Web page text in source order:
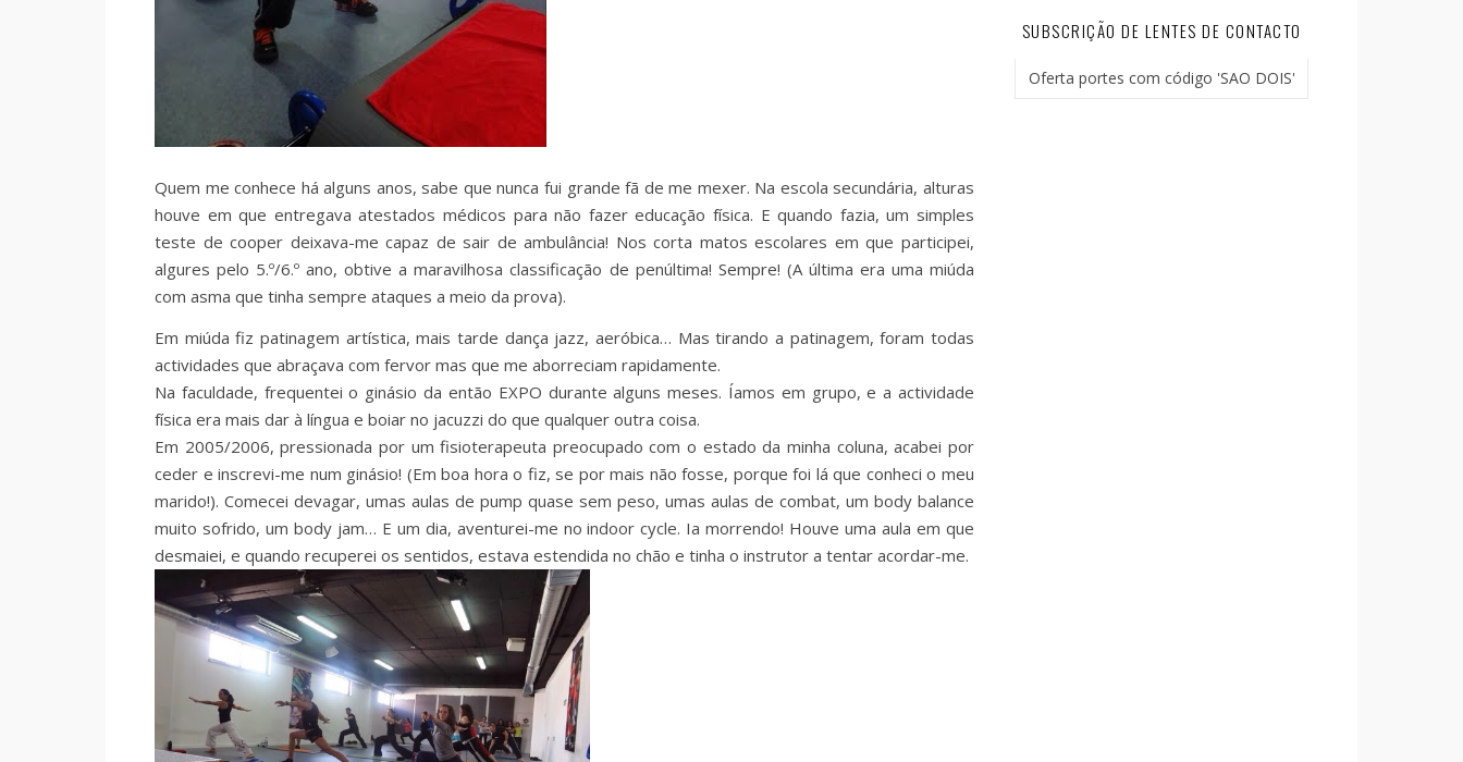
Quem me conhece há alguns anos, sabe que nunca fui grande fã de me mexer. Na escola secundária, alturas
houve em que entregava atestados médicos para não fazer educação física. E quando fazia, um simples
teste de cooper deixava-me capaz de sair de ambulância! Nos corta matos escolares em que participei,
algures pelo 5.º/6.º ano, obtive a maravilhosa classificação de penúltima! Sempre! (A última era uma miúda
com asma que tinha sempre ataques a meio da prova).
Em miúda fiz patinagem artística, mais tarde dança jazz, aeróbica… Mas tirando a patinagem, foram todas
actividades que abraçava com fervor mas que me aborreciam rapidamente.
Na faculdade, frequentei o ginásio da então EXPO durante alguns meses. Íamos em grupo, e a actividade
física era mais dar à língua e boiar no jacuzzi do que qualquer outra coisa.
Em 2005/2006, pressionada por um fisioterapeuta preocupado com o estado da minha coluna, acabei por
ceder e inscrevi-me num ginásio! (Em boa hora o fiz, se por mais não fosse, porque foi lá que conheci o meu
marido!). Comecei devagar, umas aulas de pump quase sem peso, umas aulas de combat, um body balance
muito sofrido, um body jam… E um dia, aventurei-me no indoor cycle. Ia morrendo! Houve uma aula em que
desmaiei, e quando recuperei os sentidos, estava estendida no chão e tinha o instrutor a tentar acordar-me.
SUBSCRIÇÃO DE LENTES DE CONTACTO
Oferta portes com código 'SAO DOIS'